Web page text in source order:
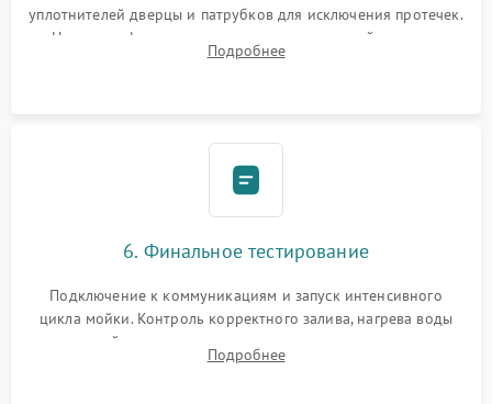
уплотнителей дверцы и патрубков для исключения протечек.
Надежная фиксация хомутов гидравлической системы,
сборка корпуса и установка датчика поплавка.
Подробнее
6. Финальное тестирование
Подключение к коммуникациям и запуск интенсивного
цикла мойки. Контроль корректного залива, нагрева воды
до нужной температуры, отсутствия посторонних шумов,
штатного слива и абсолютной сухости в поддоне.
Подробнее